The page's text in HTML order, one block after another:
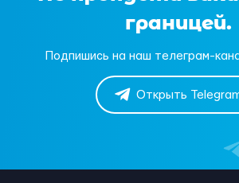
границей.
Подпишись на наш телеграм-
Открыть